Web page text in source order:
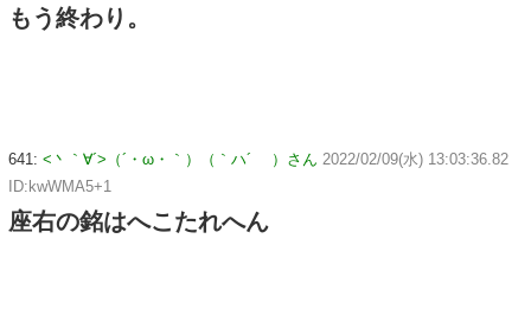
もう終わり。
641: <丶｀∀´>（´・ω・｀）（｀ハ´ ）さん 2022/02/09(水) 13:03:36.82
ID:kwWMA5+1
座右の銘はへこたれへん